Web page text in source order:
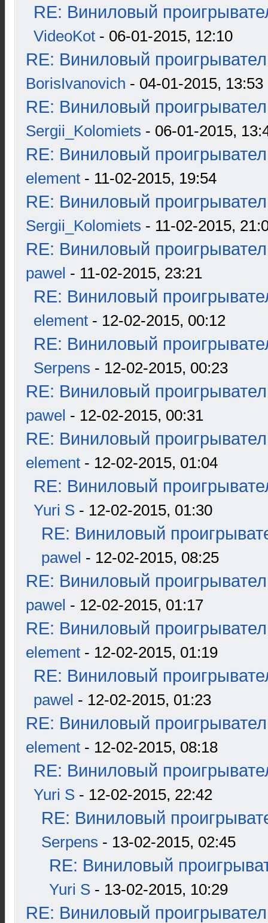
RE: Виниловый
VideoKot - 06-01-2015, 12:10
RE: Виниловый
BorisIvanovich - 04-01-2015, 13:53
RE: Виниловый
Sergii_Kolomiets - 06-01-2015,
RE: Виниловый
element - 11-02-2015, 19:54
RE: Виниловый
Sergii_Kolomiets - 11-02-2015,
RE: Виниловый
pawel - 11-02-2015, 23:21
RE: Виниловый
element - 12-02-2015, 00:12
RE: Виниловый
Serpens - 12-02-2015, 00:23
RE: Виниловый
pawel - 12-02-2015, 00:31
RE: Виниловый
element - 12-02-2015, 01:04
RE: Виниловый
Yuri S - 12-02-2015, 01:30
RE: Виниловый
pawel - 12-02-2015, 08:25
RE: Виниловый
pawel - 12-02-2015, 01:17
RE: Виниловый
element - 12-02-2015, 01:19
RE: Виниловый
pawel - 12-02-2015, 01:23
RE: Виниловый
element - 12-02-2015, 08:18
RE: Виниловый
Yuri S - 12-02-2015, 22:42
RE: Виниловый
Serpens - 13-02-2015, 02:45
RE: Виниловый
Yuri S - 13-02-2015, 10:29
RE: Виниловый